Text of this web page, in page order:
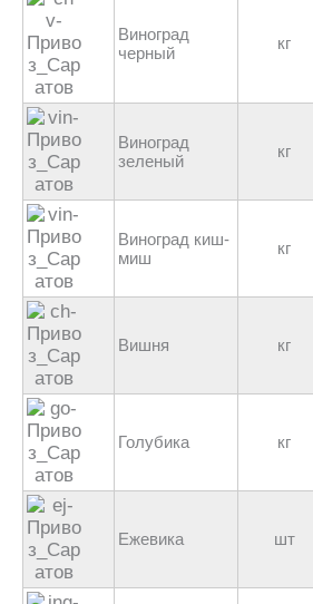
Виноград
черный
кг
Виноград
зеленый
кг
Виноград киш-
миш
кг
Вишня кг
Голубика кг
Ежевика шт